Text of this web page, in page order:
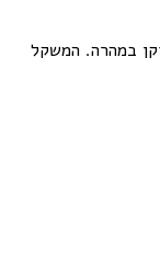
במהרה. המשקל